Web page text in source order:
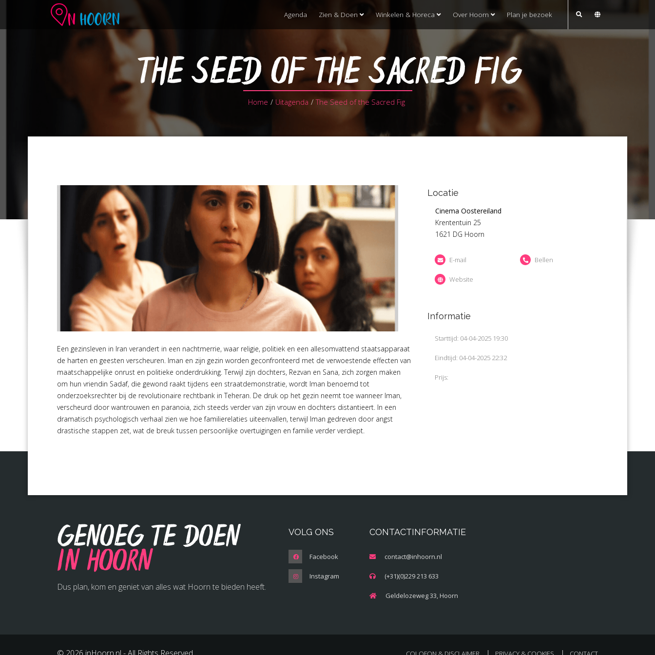
Agenda Zien & Doen Winkelen & Horeca Over Hoorn Plan je bezoek
THE SEED OF THE SACRED FIG
Home / Uitagenda / The Seed of the Sacred Fig
Een gezinsleven in Iran verandert in een nachtmerrie, waar religie, politiek en een allesomvattend staatsapparaat
de harten en geesten verscheuren. Iman en zijn gezin worden geconfronteerd met de verwoestende effecten van
maatschappelijke onrust en politieke onderdrukking. Terwijl zijn dochters, Rezvan en Sana, zich zorgen maken
om hun vriendin Sadaf, die gewond raakt tijdens een straatdemonstratie, wordt Iman benoemd tot
onderzoeksrechter bij de revolutionaire rechtbank in Teheran. De druk op het gezin neemt toe wanneer Iman,
verscheurd door wantrouwen en paranoia, zich steeds verder van zijn vrouw en dochters distantieert. In een
dramatisch psychologisch verhaal zien we hoe familierelaties uiteenvallen, terwijl Iman gedreven door angst
drastische stappen zet, wat de breuk tussen persoonlijke overtuigingen en familie verder verdiept.
Locatie
Cinema Oostereiland
Krententuin 25
1621 DG Hoorn
E-mail Bellen
Website
Informatie
Starttijd: 04-04-2025 19:30
Eindtijd: 04-04-2025 22:32
Prijs:
Genoeg te doen
in Hoorn
Dus plan, kom en geniet van alles wat Hoorn te bieden heeft.
VOLG ONS
Facebook
Instagram
CONTACTINFORMATIE
contact@inhoorn.nl
(+31)(0)229 213 633
Geldelozeweg 33, Hoorn